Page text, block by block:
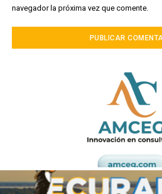
navegador la próxima vez que comente.